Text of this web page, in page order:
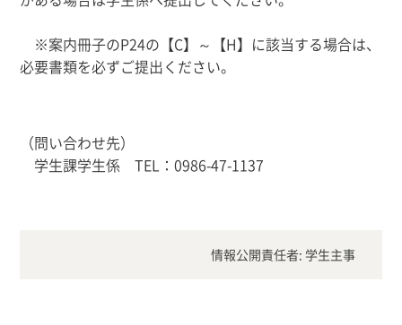
※案内冊子のP24の【C】～【H】に該当する場合は、
必要書類を必ずご提出ください。
（問い合わせ先）
学生課学生係 TEL：0986-47-1137
情報公開責任者: 学生主事